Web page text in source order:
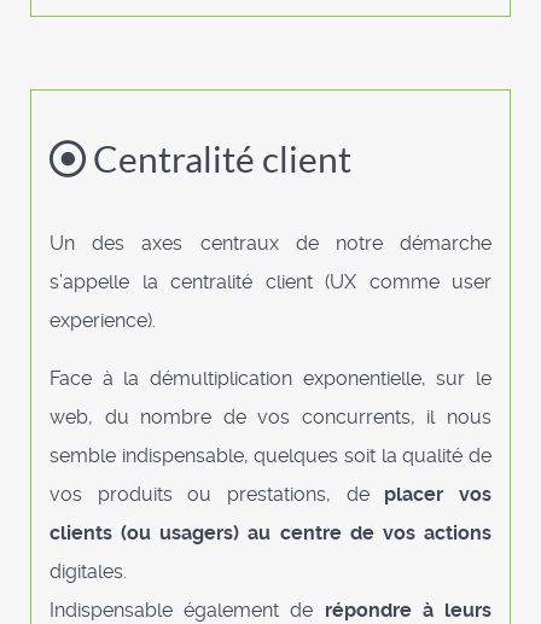
Centralité client
Un des axes centraux de notre démarche
s’appelle la centralité client (UX comme user
experience).
Face à la démultiplication exponentielle, sur le
web, du nombre de vos concurrents, il nous
semble indispensable, quelques soit la qualité de
vos produits ou prestations, de placer vos
clients (ou usagers) au centre de vos actions
digitales.
Indispensable également de répondre à leurs